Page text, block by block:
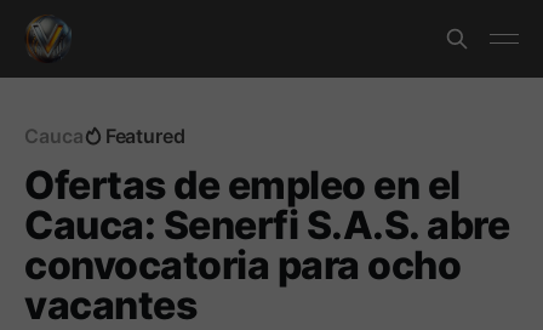
Cauca Featured
Ofertas de empleo en el
Cauca: Senerfi S.A.S. abre
convocatoria para ocho
vacantes